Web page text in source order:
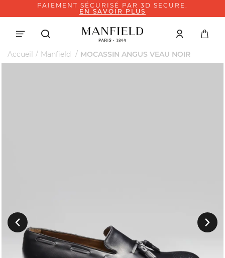
PAIEMENT SÉCURISÉ PAR 3D SECURE.
EN SAVOIR PLUS
Accueil Manfield MOCASSIN ANGUS VEAU NOIR
Précedent Suivant